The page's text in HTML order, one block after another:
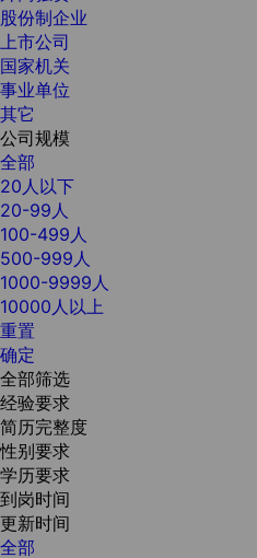
股份制企业
上市公司
国家机关
事业单位
其它
公司规模
全部
20人以下
20-99人
100-499人
500-999人
1000-9999人
10000人以上
重置
确定
全部筛选
经验要求
简历完整度
性别要求
学历要求
到岗时间
更新时间
全部